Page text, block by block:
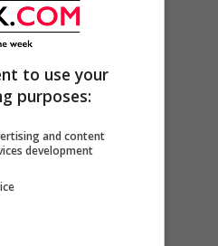
to use your
purposes:
and content
development